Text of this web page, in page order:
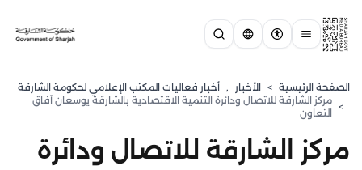
الصفحة الرئيسية > الأخبار , أخبار فعاليات المكتب الإعلامي لحكومة الشارقة
>
مركز الشارقة للاتصال ودائرة التنمية الاقتصادية بالشارقة يوسعان آفاق
التعاون
مركز الشارقة للاتصال ودائرة